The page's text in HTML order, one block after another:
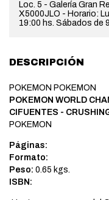
Loc. 5 - Galería Gran
X5000JLO - Horario:
19:00 hs. Sábados de
DESCRIPCIÓN
POKEMON POKEMON
POKEMON WORLD
CIFUENTES -
POKEMON
Páginas:
Formato:
Peso: 0.65 kgs.
ISBN: